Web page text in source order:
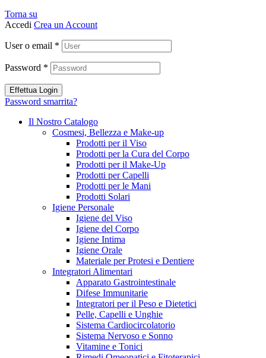
Torna su
Accedi Crea un Account
User o email *
Password *
Effettua Login
Password smarrita?
Il Nostro Catalogo
Cosmesi, Bellezza e Make-up
Prodotti per il Viso
Prodotti per la Cura del Corpo
Prodotti per il Make-Up
Prodotti per Capelli
Prodotti per le Mani
Prodotti Solari
Igiene Personale
Igiene del Viso
Igiene del Corpo
Igiene Intima
Igiene Orale
Materiale per Protesi e Dentiere
Integratori Alimentari
Apparato Gastrointestinale
Difese Immunitarie
Integratori per il Peso e Dietetici
Pelle, Capelli e Unghie
Sistema Cardiocircolatorio
Sistema Nervoso e Sonno
Vitamine e Tonici